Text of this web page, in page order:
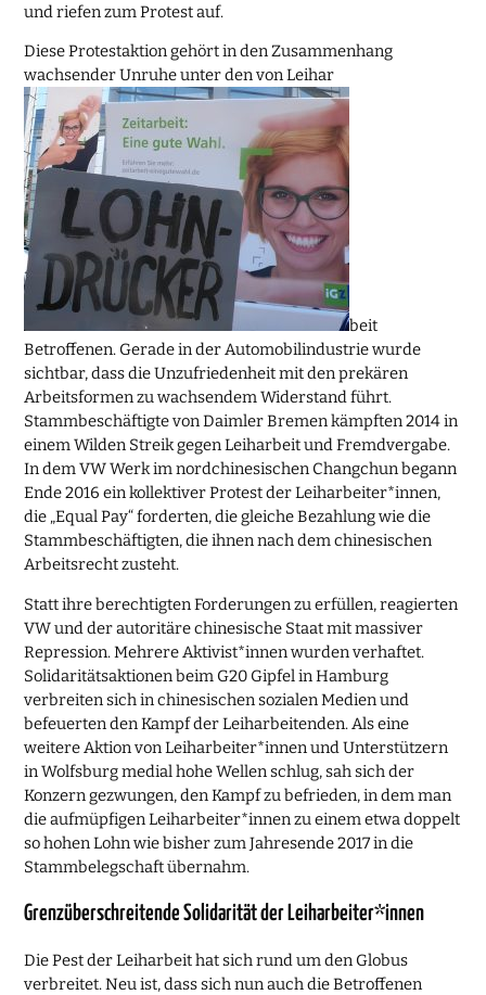
und riefen zum Protest auf.
Diese Protestaktion gehört in den Zusammenhang
wachsender Unruhe unter den von Leihar
beit
Betroffenen. Gerade in der Automobilindustrie wurde
sichtbar, dass die Unzufriedenheit mit den prekären
Arbeitsformen zu wachsendem Widerstand führt.
Stammbeschäftigte von Daimler Bremen kämpften 2014 in
einem Wilden Streik gegen Leiharbeit und Fremdvergabe.
In dem VW Werk im nordchinesischen Changchun begann
Ende 2016 ein kollektiver Protest der Leiharbeiter*innen,
die „Equal Pay“ forderten, die gleiche Bezahlung wie die
Stammbeschäftigten, die ihnen nach dem chinesischen
Arbeitsrecht zusteht.
Statt ihre berechtigten Forderungen zu erfüllen, reagierten
VW und der autoritäre chinesische Staat mit massiver
Repression. Mehrere Aktivist*innen wurden verhaftet.
Solidaritätsaktionen beim G20 Gipfel in Hamburg
verbreiten sich in chinesischen sozialen Medien und
befeuerten den Kampf der Leiharbeitenden. Als eine
weitere Aktion von Leiharbeiter*innen und Unterstützern
in Wolfsburg medial hohe Wellen schlug, sah sich der
Konzern gezwungen, den Kampf zu befrieden, in dem man
die aufmüpfigen Leiharbeiter*innen zu einem etwa doppelt
so hohen Lohn wie bisher zum Jahresende 2017 in die
Stammbelegschaft übernahm.
Grenzüberschreitende Solidarität der Leiharbeiter*innen
Die Pest der Leiharbeit hat sich rund um den Globus
verbreitet. Neu ist, dass sich nun auch die Betroffenen